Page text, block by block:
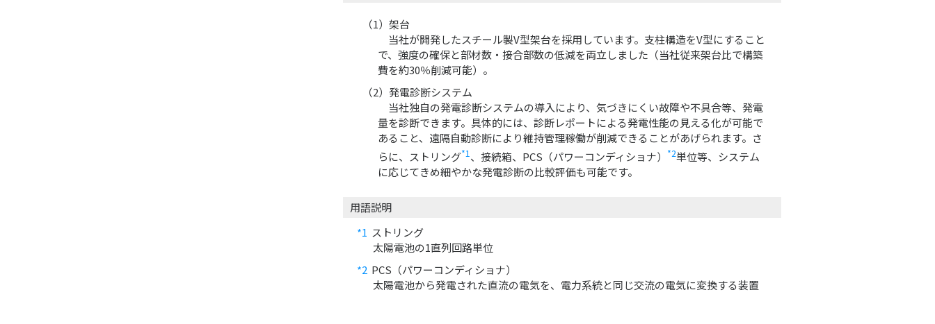
（1）架台
当社が開発したスチール製V型架台を採用しています。支柱構造をV型にすること
で、強度の確保と部材数・接合部数の低減を両立しました（当社従来架台比で構築
費を約30％削減可能）。
（2）発電診断システム
当社独自の発電診断システムの導入により、気づきにくい故障や不具合等、発電
量を診断できます。具体的には、診断レポートによる発電性能の見える化が可能で
あること、遠隔自動診断により維持管理稼働が削減できることがあげられます。さ
らに、ストリング*1 、接続箱、PCS（パワーコンディショナ） *2単位等、システム
に応じてきめ細やかな発電診断の比較評価も可能です。
用語説明
*1 ストリング
太陽電池の1直列回路単位
*2 PCS（パワーコンディショナ）
太陽電池から発電された直流の電気を、電力系統と同じ交流の電気に変換する装置